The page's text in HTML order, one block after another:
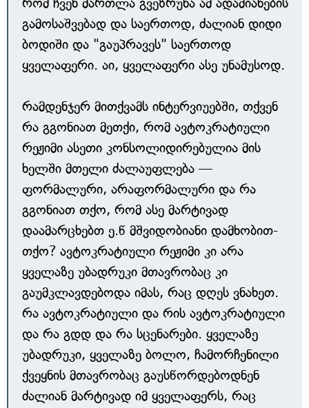
გამოსაშვებად და საერთოდ, ძალიან დიდი
ბოდიში და "გაუპრავეს" საერთოდ
ყველაფერი. აი, ყველაფერი ასე უნამუსოდ.
რამდენჯერ მითქვამს ინტერვიუებში, თქვენ
რა გგონიათ მეთქი, რომ ავტოკრატიული
რეჟიმი ასეთი კონსოლიდირებულია მის
ხელში მთელი ძალაუფლება —
ფორმალური, არაფორმალური და რა
გგონიათ თქო, რომ ასე მარტივად
დაამარცხებთ ე.წ მშვიდობიანი დამხობით-
თქო? ავტოკრატიული რეჟიმი კი არა
ყველაზე უბადრუკი მთავრობაც კი
გაუმკლავდებოდა იმას, რაც დღეს ვნახეთ.
რა ავტოკრატიული და რის ავტოკრატიული
და რა გდდ და რა სცენარები. ყველაზე
უბადრუკი, ყველაზე ბოლო, ჩამორჩენილი
ქვეყნის მთავრობაც გაუსწორდებოდნენ
ძალიან მარტივად იმ ყველაფერს, რაც